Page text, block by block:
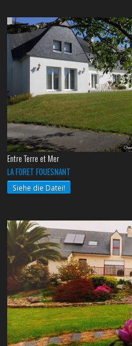
Entre Terre et Mer
LA FORET FOUESNANT
Siehe die Datei!